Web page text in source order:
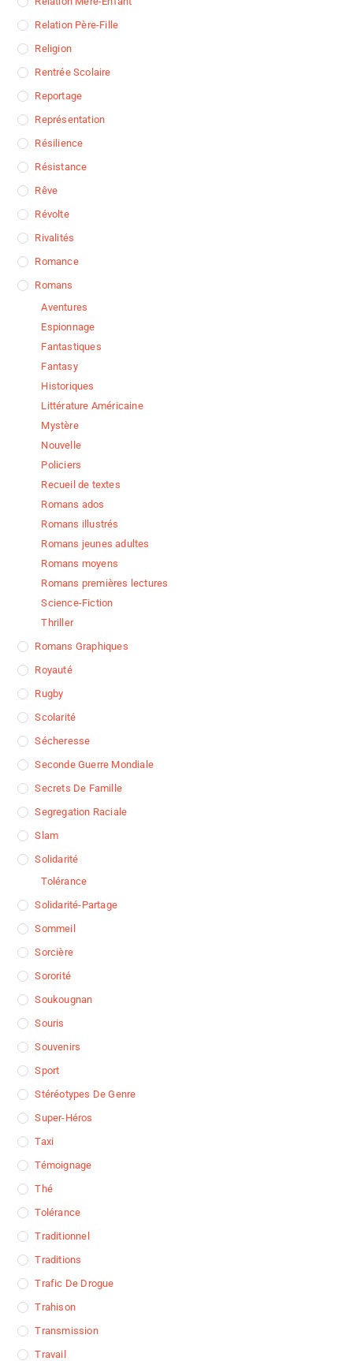
Relation Père-Fille
Religion
Rentrée Scolaire
Reportage
Représentation
Résilience
Résistance
Rêve
Révolte
Rivalités
Romance
Romans
Aventures
Espionnage
Fantastiques
Fantasy
Historiques
Littérature Américaine
Mystère
Nouvelle
Policiers
Recueil de textes
Romans ados
Romans illustrés
Romans jeunes adultes
Romans moyens
Romans premières lectures
Science-Fiction
Thriller
Romans Graphiques
Royauté
Rugby
Scolarité
Sécheresse
Seconde Guerre Mondiale
Secrets De Famille
Segregation Raciale
Slam
Solidarité
Tolérance
Solidarité-Partage
Sommeil
Sorcière
Sororité
Soukougnan
Souris
Souvenirs
Sport
Stéréotypes De Genre
Super-Héros
Taxi
Témoignage
Thé
Tolérance
Traditionnel
Traditions
Trafic De Drogue
Trahison
Transmission
Travail